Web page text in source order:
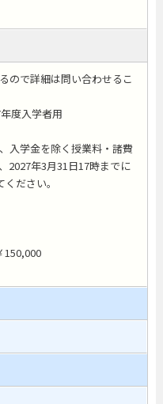
ので詳細は問い合わせるこ
度入学者用
入学金を除く授業料・諸費
2027年3月31日17時までに
ださい。
150,000